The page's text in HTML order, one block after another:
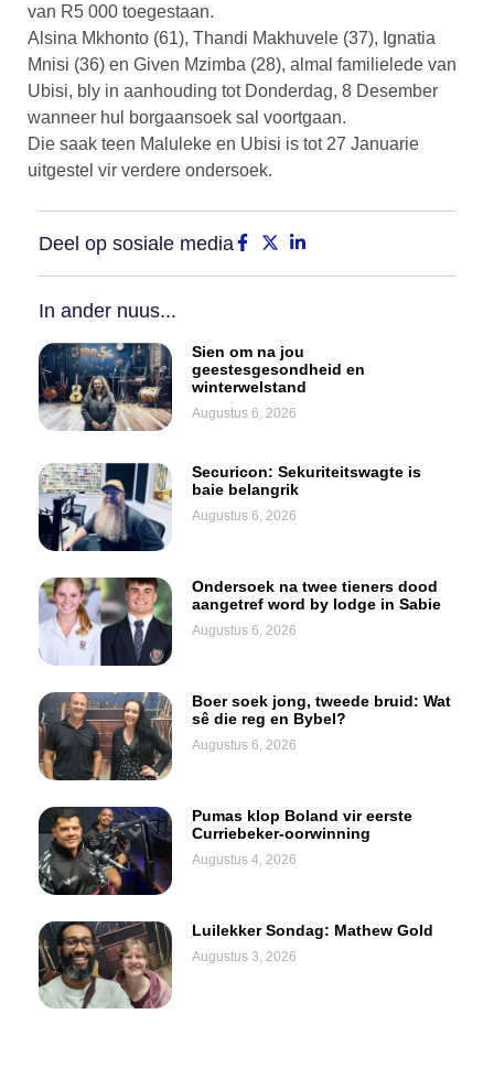
van R5 000 toegestaan.
Alsina Mkhonto (61), Thandi Makhuvele (37), Ignatia
Mnisi (36) en Given Mzimba (28), almal familielede van
Ubisi, bly in aanhouding tot Donderdag, 8 Desember
wanneer hul borgaansoek sal voortgaan.
Die saak teen Maluleke en Ubisi is tot 27 Januarie
uitgestel vir verdere ondersoek.
Deel op sosiale media
In ander nuus...
Sien om na jou
geestesgesondheid en
winterwelstand
Augustus 6, 2026
Securicon: Sekuriteitswagte is
baie belangrik
Augustus 6, 2026
Ondersoek na twee tieners dood
aangetref word by lodge in Sabie
Augustus 6, 2026
Boer soek jong, tweede bruid: Wat
sê die reg en Bybel?
Augustus 6, 2026
Pumas klop Boland vir eerste
Curriebeker-oorwinning
Augustus 4, 2026
Luilekker Sondag: Mathew Gold
Augustus 3, 2026